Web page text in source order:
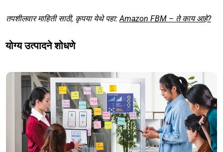
तपशीलवार माहिती साठी, कृपया येथे पहा: Amazon FBM – ते काय आहे?
योग्य उत्पादने शोधणे